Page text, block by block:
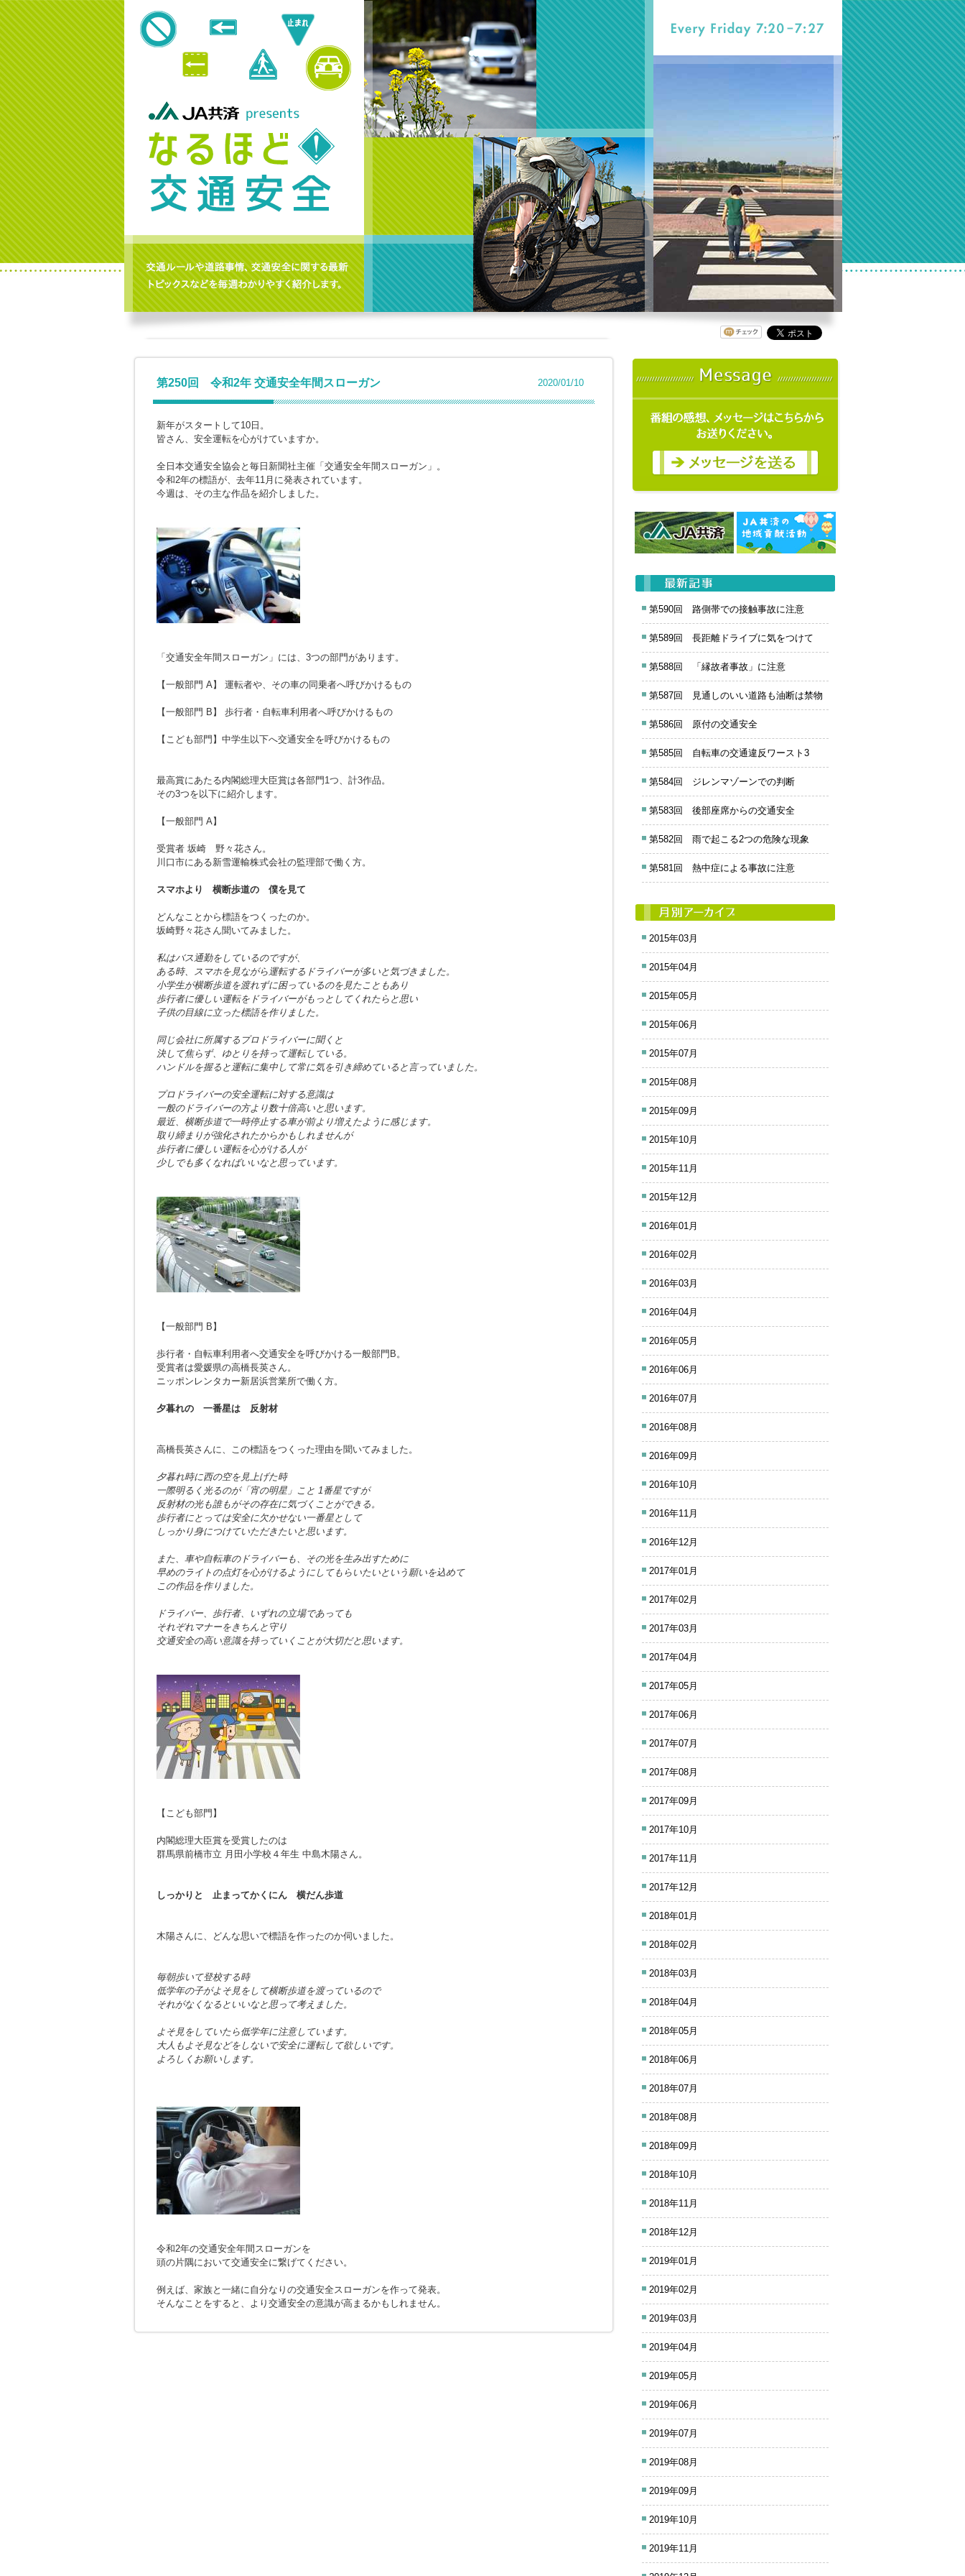
第250回 令和2年 交通安全年間スローガン 2020/01/10
新年がスタートして10日。
皆さん、安全運転を心がけていますか。
全日本交通安全協会と毎日新聞社主催「交通安全年間スローガン」。
令和2年の標語が、去年11月に発表されています。
今週は、その主な作品を紹介しました。
「交通安全年間スローガン」には、3つの部門があります。
【一般部門 A】 運転者や、その車の同乗者へ呼びかけるもの
【一般部門 B】 歩行者・自転車利用者へ呼びかけるもの
【こども部門】中学生以下へ交通安全を呼びかけるもの
最高賞にあたる内閣総理大臣賞は各部門1つ、計3作品。
その3つを以下に紹介します。
【一般部門 A】
受賞者 坂崎 野々花さん。
川口市にある新雪運輸株式会社の監理部で働く方。
スマホより 横断歩道の 僕を見て
どんなことから標語をつくったのか。
坂崎野々花さん聞いてみました。
私はバス通勤をしているのですが、
ある時、スマホを見ながら運転するドライバーが多いと気づきました。
小学生が横断歩道を渡れずに困っているのを見たこともあり
歩行者に優しい運転をドライバーがもっとしてくれたらと思い
子供の目線に立った標語を作りました。
同じ会社に所属するプロドライバーに聞くと
決して焦らず、ゆとりを持って運転している。
ハンドルを握ると運転に集中して常に気を引き締めていると言っていました。
プロドライバーの安全運転に対する意識は
一般のドライバーの方より数十倍高いと思います。
最近、横断歩道で一時停止する車が前より増えたように感じます。
取り締まりが強化されたからかもしれませんが
歩行者に優しい運転を心がける人が
少しでも多くなればいいなと思っています。
【一般部門 B】
歩行者・自転車利用者へ交通安全を呼びかける一般部門B。
受賞者は愛媛県の高橋長英さん。
ニッポンレンタカー新居浜営業所で働く方。
夕暮れの 一番星は 反射材
高橋長英さんに、この標語をつくった理由を聞いてみました。
夕暮れ時に西の空を見上げた時
一際明るく光るのが「宵の明星」こと 1番星ですが
反射材の光も誰もがその存在に気づくことができる。
歩行者にとっては安全に欠かせない一番星として
しっかり身につけていただきたいと思います。
また、車や自転車のドライバーも、その光を生み出すために
早めのライトの点灯を心がけるようにしてもらいたいという願いを込めて
この作品を作りました。
ドライバー、歩行者、いずれの立場であっても
それぞれマナーをきちんと守り
交通安全の高い意識を持っていくことが大切だと思います。
【こども部門】
内閣総理大臣賞を受賞したのは
群馬県前橋市立 月田小学校４年生 中島木陽さん。
しっかりと 止まってかくにん 横だん歩道
木陽さんに、どんな思いで標語を作ったのか伺いました。
毎朝歩いて登校する時
低学年の子がよそ見をして横断歩道を渡っているので
それがなくなるといいなと思って考えました。
よそ見をしていたら低学年に注意しています。
大人もよそ見などをしないで安全に運転して欲しいです。
よろしくお願いします。
令和2年の交通安全年間スローガンを
頭の片隅において交通安全に繋げてください。
例えば、家族と一緒に自分なりの交通安全スローガンを作って発表。
そんなことをすると、より交通安全の意識が高まるかもしれません。
第590回 路側帯での接触事故に注意
第589回 長距離ドライブに気をつけて
第588回 「縁故者事故」に注意
第587回 見通しのいい道路も油断は禁物
第586回 原付の交通安全
第585回 自転車の交通違反ワースト3
第584回 ジレンマゾーンでの判断
第583回 後部座席からの交通安全
第582回 雨で起こる2つの危険な現象
第581回 熱中症による事故に注意
2015年03月
2015年04月
2015年05月
2015年06月
2015年07月
2015年08月
2015年09月
2015年10月
2015年11月
2015年12月
2016年01月
2016年02月
2016年03月
2016年04月
2016年05月
2016年06月
2016年07月
2016年08月
2016年09月
2016年10月
2016年11月
2016年12月
2017年01月
2017年02月
2017年03月
2017年04月
2017年05月
2017年06月
2017年07月
2017年08月
2017年09月
2017年10月
2017年11月
2017年12月
2018年01月
2018年02月
2018年03月
2018年04月
2018年05月
2018年06月
2018年07月
2018年08月
2018年09月
2018年10月
2018年11月
2018年12月
2019年01月
2019年02月
2019年03月
2019年04月
2019年05月
2019年06月
2019年07月
2019年08月
2019年09月
2019年10月
2019年11月